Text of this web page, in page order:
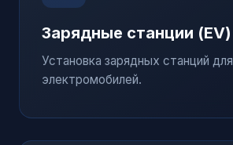
Зарядные станции (EV)
Установка зарядных станций для
электромобилей.